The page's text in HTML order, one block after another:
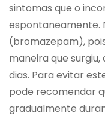
sintomas que o
espontaneamente.
(bromazepam),
maneira que
dias. Para evitar
pode recomendar
gradualmente